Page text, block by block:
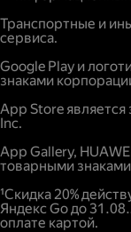
Транспортные и
сервиса.
Google Play и
знаками
App Store
Inc.
App Gallery,
товарными
¹Скидка 20%
Яндекс Go до
оплате картой.